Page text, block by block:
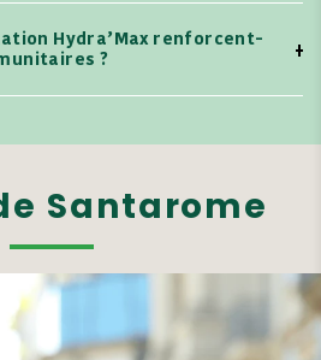
Hydra’Max renforcent-
?
Santarome